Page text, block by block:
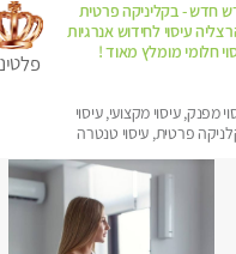
חדש - בקליניקה פרטית
עיסוי לחידוש אנרגיות
חלומי מומלץ מאוד !
מפנק, עיסוי מקצועי, עיסוי
פרטית, עיסוי טנטרה